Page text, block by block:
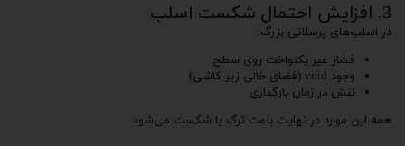
3. افزایش احتمال شکست اسلب
در اسلب‌های پرسلانی بزرگ:
فشار غیر یکنواخت روی سطح
وجود void (فضای خالی زیر کاشی)
تنش در زمان بارگذاری
همه این موارد در نهایت باعث ترک یا شکست می‌شود.